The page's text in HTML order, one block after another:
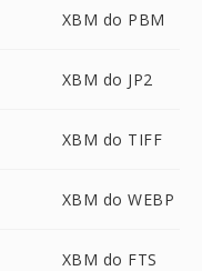
XBM do PBM
XBM do JP2
XBM do TIFF
XBM do WEBP
XBM do FTS